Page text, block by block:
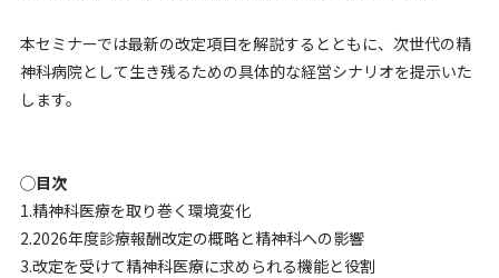
本セミナーでは最新の改定項目を解説するとともに、次世代の精
神科病院として生き残るための具体的な経営シナリオを提示いた
します。
◯目次
1.精神科医療を取り巻く環境変化
2.2026年度診療報酬改定の概略と精神科への影響
3.改定を受けて精神科医療に求められる機能と役割